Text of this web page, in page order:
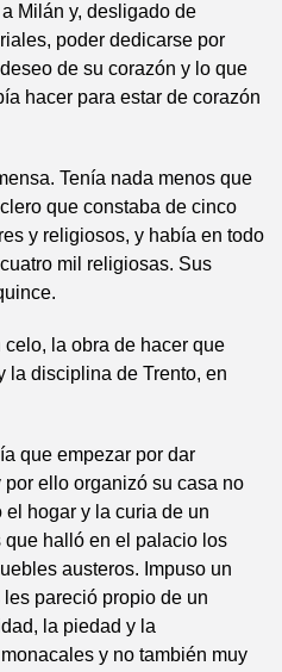
Milán y, desligado de
poder dedicarse por
de su corazón y lo que
hacer para estar de corazón
Tenía nada menos que
que constaba de cinco
y religiosos, y había en todo
mil religiosas. Sus
la obra de hacer que
la disciplina de Trento, en
que empezar por dar
ello organizó su casa no
hogar y la curia de un
que halló en el palacio los
austeros. Impuso un
pareció propio de un
la piedad y la
y no también muy